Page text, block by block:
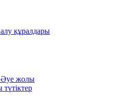
құралдары
Әуе жолы